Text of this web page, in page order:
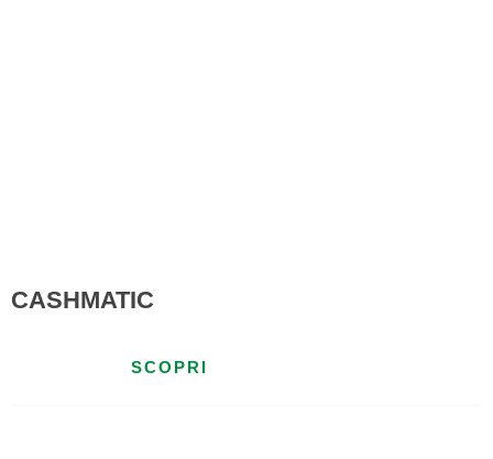
CASHMATIC
SCOPRI